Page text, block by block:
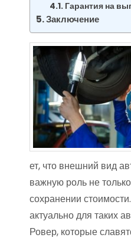
Гарантия на
Заключение
ет, что внешний вид
важную роль не
сохранении
актуально для таких
Ровер, которые